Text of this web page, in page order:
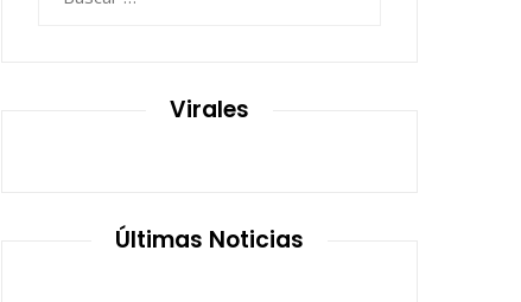
Virales
Últimas Noticias